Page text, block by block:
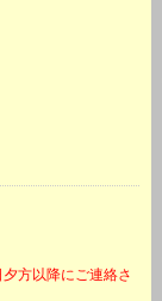
方以降にご連絡さ